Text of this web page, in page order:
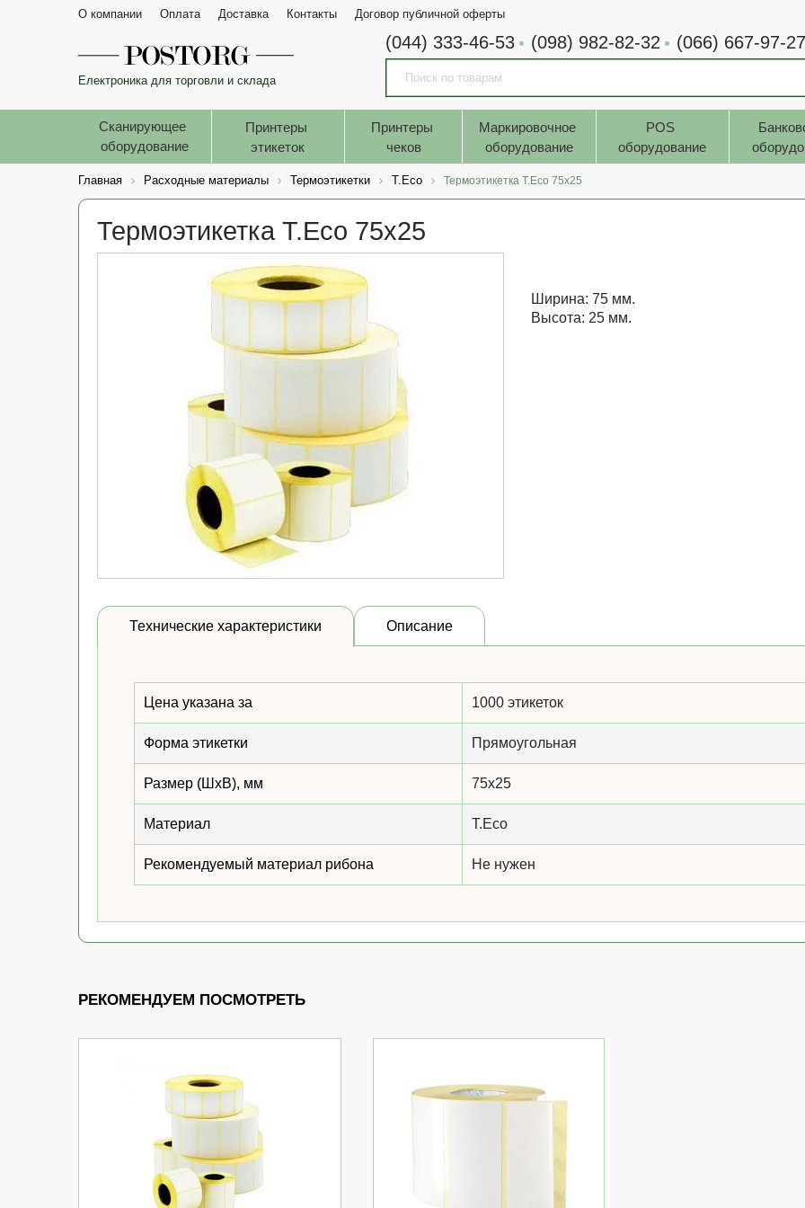
О компании Оплата Доставка Контакты Договор публичной оферты
Електроника для торговли и склада
(044) 333-46-53 (098) 982-82-32 (066) 667-97-27
Сканирующее
оборудование
Принтеры
этикеток
Принтеры
чеков
Маркировочное
оборудование
POS
оборудование
Главная Расходные материалы Термоэтикетки T.Eco Термоэтикетка T.Eco 75x25
Термоэтикетка T.Eco 75x25
Ширина: 75 мм.
Высота: 25 мм.
Технические характеристики Описание
Цена указана за 1000 этикеток
Форма этикетки Прямоугольная
Размер (ШхВ), мм 75x25
Материал T.Eco
Рекомендуемый материал рибона Не нужен
РЕКОМЕНДУЕМ ПОСМОТРЕТЬ